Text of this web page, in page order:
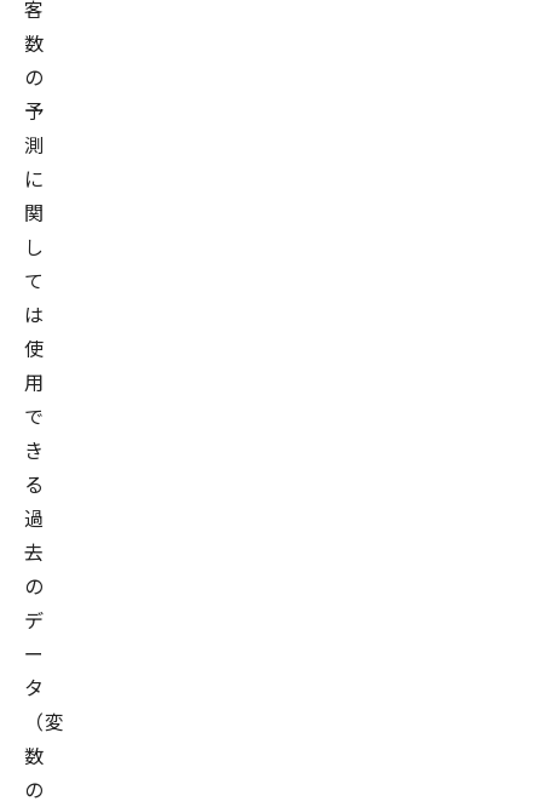
客
数
の
予
測
に
関
し
て
は
使
用
で
き
る
過
去
の
デ
ー
タ
（変
数
の